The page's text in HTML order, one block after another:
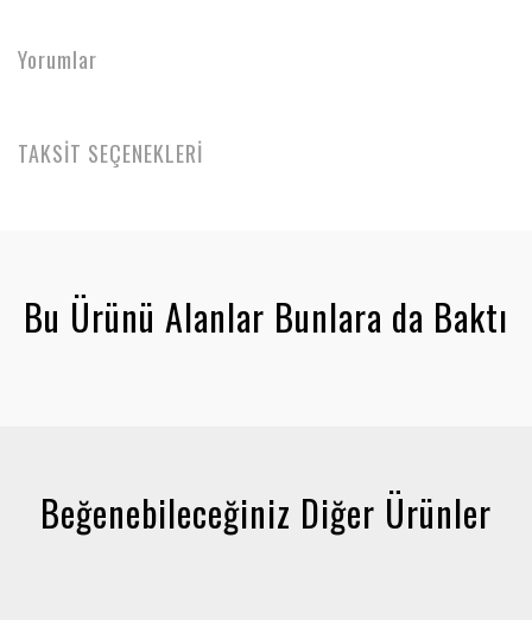
Yorumlar
TAKSİT SEÇENEKLERİ
Bu Ürünü Alanlar Bunlara da Baktı
Beğenebileceğiniz Diğer Ürünler